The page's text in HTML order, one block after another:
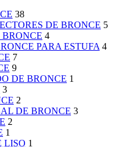
38
DE BRONCE 5
4
PARA ESTUFA 4
7
9
DE BRONCE 1
3
2
DE BRONCE 3
2
1
LISO 1